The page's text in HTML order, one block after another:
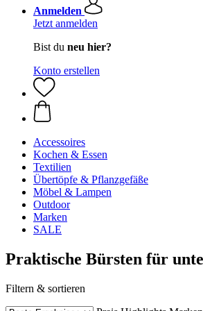
Anmelden
Jetzt anmelden
Bist du neu hier?
Konto erstellen
Accessoires
Kochen & Essen
Textilien
Übertöpfe & Pflanzgefäße
Möbel & Lampen
Outdoor
Marken
SALE
Praktische Bürsten für
Filtern & sortieren